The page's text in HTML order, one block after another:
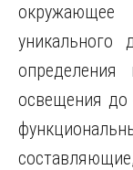
уникального
освещения до